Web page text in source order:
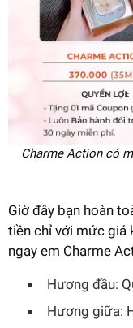
Charme Action có
Giờ đây bạn hoàn
tiền chỉ với mức giá
ngay em Charme
Hương đầu:
Hương giữa: